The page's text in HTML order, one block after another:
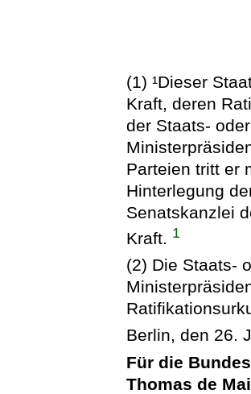
(1) ¹Dieser
Kraft, deren
der Staats-
Parteien tritt er
Hinterlegung
Senatskanzlei
Kraft. 1
(2) Die Staats-
Berlin, den 26.
Für die
Thomas de